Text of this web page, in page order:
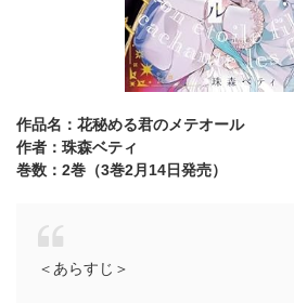
作品名：花秘める君のメテオール
作者：珠森ベティ
巻数：2巻（3巻2月14日発売）
＜あらすじ＞